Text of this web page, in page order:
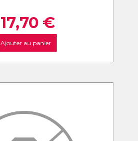
17,70 €
Ajouter au panier